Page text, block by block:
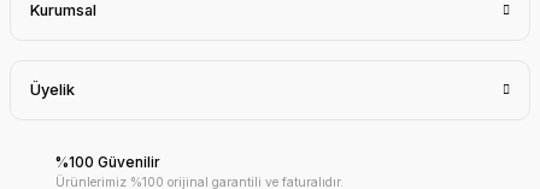
Kurumsal
Üyelik
%100 Güvenilir
Ürünlerimiz %100 orijinal garantili ve faturalıdır.